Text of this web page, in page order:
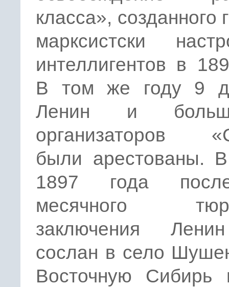
класса», созданного
марксистски
интеллигентов в
В том же году 9
Ленин и
организаторов
были арестованы.
1897 года
месячного
заключения
сослан в село
Восточную Сибирь